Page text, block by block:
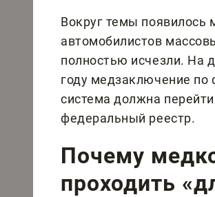
Вокруг темы появилось
автомобилистов
полностью исчезли. На
году медзаключение по
система должна
федеральный реестр.
Почему
проходить